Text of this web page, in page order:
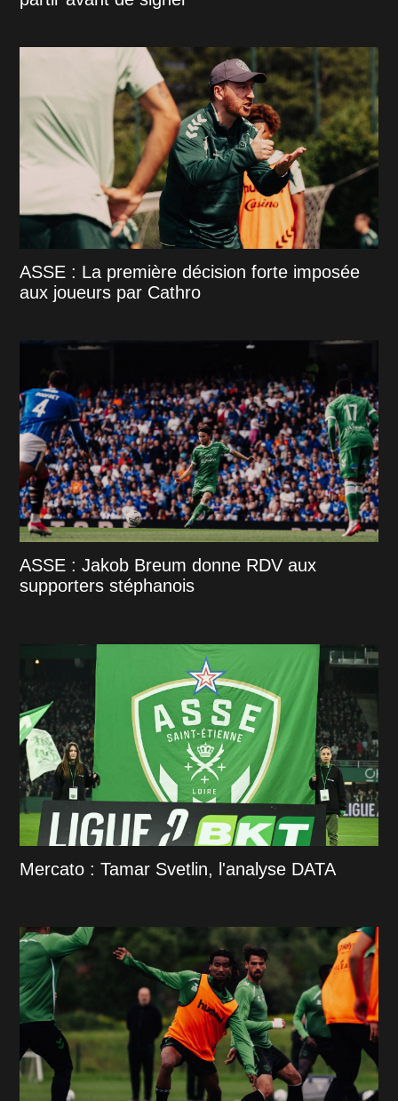
ASSE : La première décision forte imposée
aux joueurs par Cathro
ASSE : Jakob Breum donne RDV aux
supporters stéphanois
Mercato : Tamar Svetlin, l'analyse DATA